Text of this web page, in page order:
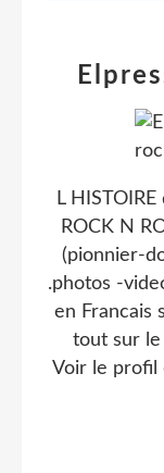
L
ROCK N
(pionnier-
.photos -
en Francais
tout sur
Voir le profil